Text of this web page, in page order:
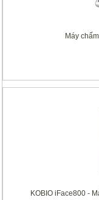
Máy
KOBIO iFace800 -